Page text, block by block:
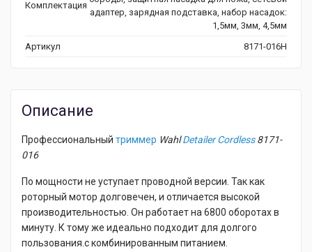
Комплектация
адаптер, зарядная подставка, набор насадок:
1,5мм, 3мм, 4,5мм
Артикул
8171-016H
Описание
Профессиональный триммер WahlDetailer Cordless8171-
016
По мощности не уступает проводной версии. Так как
роторный мотор долговечен, и отличается высокой
производительностью. Он работает на 6800 оборотах в
минуту. К тому же идеально подходит для долгого
пользования.с комбинированным питанием.